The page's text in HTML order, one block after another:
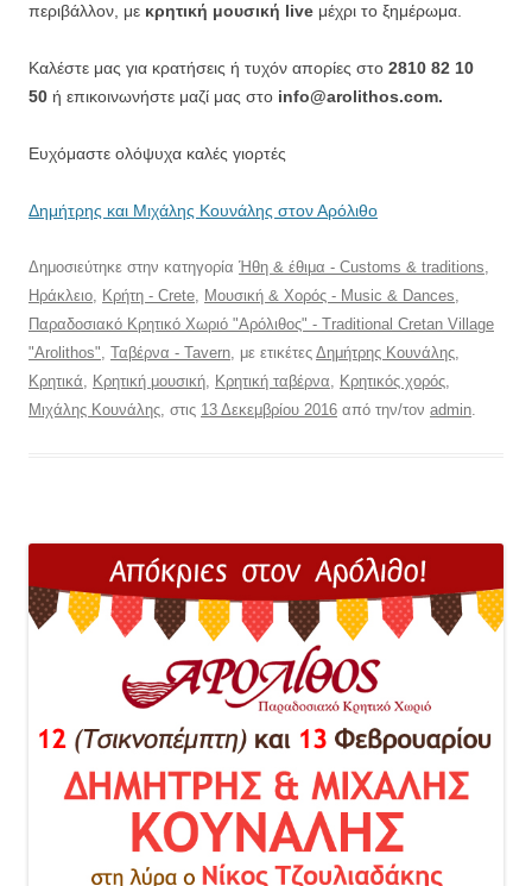
περιβάλλον, με κρητική μουσική live μέχρι το ξημέρωμα.
Καλέστε μας για κρατήσεις ή τυχόν απορίες στο 2810 82 10
50 ή επικοινωνήστε μαζί μας στο info@arolithos.com.
Ευχόμαστε ολόψυχα καλές γιορτές
Δημήτρης και Μιχάλης Κουνάλης στον Αρόλιθο
Δημοσιεύτηκε στην κατηγορία Ήθη & έθιμα - Customs & traditions
Ηράκλειο
Κρήτη - Crete Μουσική & Χορός - Music & Dances
Παραδοσιακό Κρητικό Χωριό "Αρόλιθος" - Traditional Cretan Village
"Arolithos" Ταβέρνα - Tavern , με ετικέτες Δημήτρης Κουνάλης
Κρητικά
Κρητική μουσική Κρητική ταβέρνα Κρητικός χορός
Μιχάλης Κουνάλης , στις 13 Δεκεμβρίου 2016 από την/τον admin